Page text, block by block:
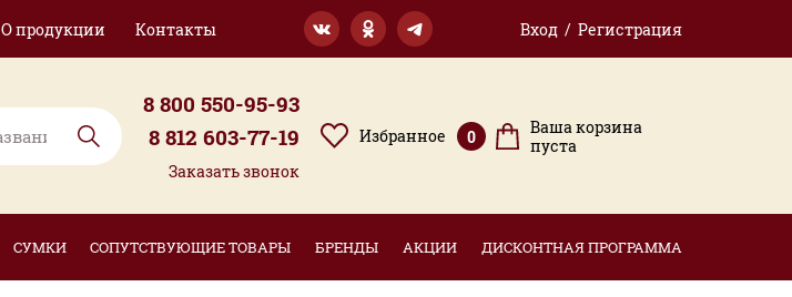
О продукции Контакты Вход / Регистрация
8 800 550-95-93
8 812 603-77-19
Заказать звонок
Избранное 0
Ваша корзина
пуста
СУМКИ СОПУТСТВУЮЩИЕ ТОВАРЫ БРЕНДЫ АКЦИИ ДИСКОНТНАЯ ПРОГРАММА